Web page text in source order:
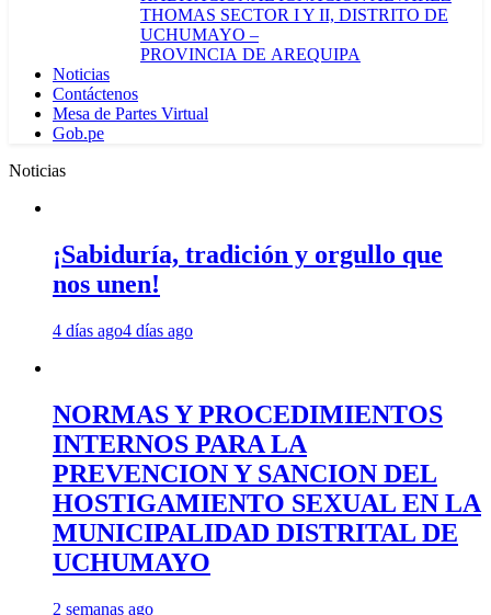
THOMAS SECTOR I Y II, DISTRITO DE
UCHUMAYO –
PROVINCIA DE AREQUIPA
Noticias
Contáctenos
Mesa de Partes Virtual
Gob.pe
Noticias
¡Sabiduría, tradición y orgullo que
nos unen!
4 días ago4 días ago
NORMAS Y PROCEDIMIENTOS
INTERNOS PARA LA
PREVENCION Y SANCION DEL
HOSTIGAMIENTO SEXUAL EN LA
MUNICIPALIDAD DISTRITAL DE
UCHUMAYO
2 semanas ago